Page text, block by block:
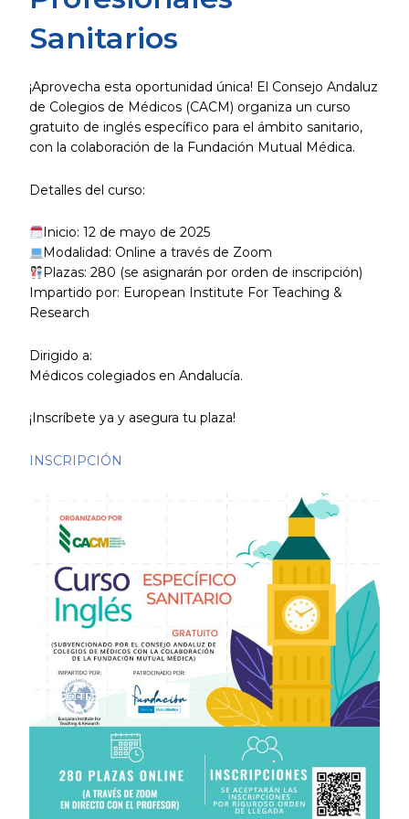
Sanitarios
¡Aprovecha esta oportunidad única! El Consejo Andaluz
de Colegios de Médicos (CACM) organiza un curso
gratuito de inglés específico para el ámbito sanitario,
con la colaboración de la Fundación Mutual Médica.
Detalles del curso:
Inicio: 12 de mayo de 2025
Modalidad: Online a través de Zoom
Plazas: 280 (se asignarán por orden de inscripción)
Impartido por: European Institute For Teaching &
Research
Dirigido a:
Médicos colegiados en Andalucía.
¡Inscríbete ya y asegura tu plaza!
INSCRIPCIÓN